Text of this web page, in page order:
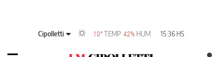
Cipolletti 10° TEMP 42% HUM 15:36 HS